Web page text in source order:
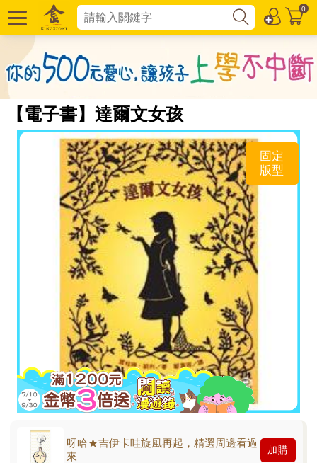
0
【電子書】達爾文女孩
固定
版型
呀哈★吉伊卡哇旋風再起，精選周邊看過
來
加購